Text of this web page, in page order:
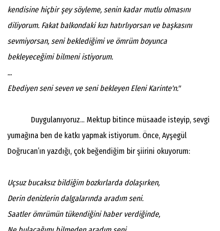
kendisine hiçbir şey söyleme, senin kadar mutlu olmasını
diliyorum. Fakat balkondaki kızı hatırlıyorsan ve başkasını
sevmiyorsan, seni beklediğimi ve ömrüm boyunca
bekleyeceğimi bilmeni istiyorum.
...
Ebediyen seni seven ve seni bekleyen Eleni Karinte'n."
Duygulanıyoruz... Mektup bitince müsaade isteyip, sevgi
yumağına ben de katkı yapmak istiyorum. Önce, Ayşegül
Doğrucan’ın yazdığı, çok beğendiğim bir şiirini okuyorum:
Uçsuz bucaksız bildiğim bozkırlarda dolaşırken,
Derin denizlerin dalgalarında aradım seni.
Saatler ömrümün tükendiğini haber verdiğinde,